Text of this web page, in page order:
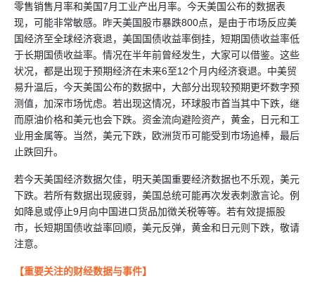
零售销售月率和美国7月工业产出月率。今天美国公布的数据表
现，可能非常敏感。昨天美国股市暴跌800点，是由于市场反应美
国经济至全球经济衰退，美国国债收益率倒挂，短期国债收益率低
于长期国债收益率。情况在半年前曾经发生，大家可以借鉴。这些
状况，都是出现于预期经济在未来6至12个月内经济衰退。中美贸
易升温后，今天美国公布的数据中，大部分出现较预期更坏数字预
测值，加深市场忧虑。若出现这情况，环球股市首当其中下跌，继
而原油价格和美元也会下跌。资金流向避险资产，黄金，日元和工
业用金属等。当然，美元下跌，欧洲货币可能受到市场追棒，最后
止跌回升。
若今天美国经济数据欠佳，明天美国重要经济数据也不乐观，美元
下跌。若所有数据出现疲弱，美国总统可能再次发表刺激言论。例
如降息或停止9月向中国进口货品加徴关税等等。若有效提振股
市，长短期国债收益率回顺，美元反弹，黄金和日元则下跌，敬请
注意。
【重要关注的财经数据与事件】